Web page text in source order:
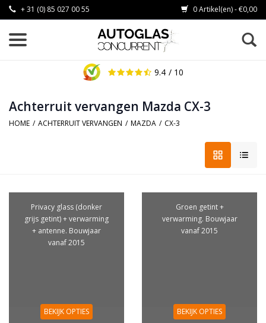
+ 31 (0) 85 027 00 55 0 Artikel(en) - €0,00
9.4 / 10
Achterruit vervangen Mazda CX-3
HOME / ACHTERRUIT VERVANGEN / MAZDA / CX-3
Privacy glass (donker
grijs getint) + verwarming
+ antenne. Bouwjaar
vanaf 2015
BEKIJK OPTIES
Groen getint +
verwarming. Bouwjaar
vanaf 2015
BEKIJK OPTIES